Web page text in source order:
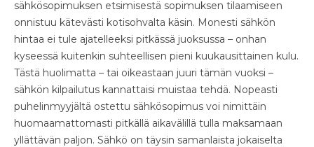
sähkösopimuksen etsimisestä sopimuksen tilaamiseen
onnistuu kätevästi kotisohvalta käsin. Monesti sähkön
hintaa ei tule ajatelleeksi pitkässä juoksussa – onhan
kyseessä kuitenkin suhteellisen pieni kuukausittainen kulu.
Tästä huolimatta – tai oikeastaan juuri tämän vuoksi –
sähkön kilpailutus kannattaisi muistaa tehdä. Nopeasti
puhelinmyyjältä ostettu sähkösopimus voi nimittäin
huomaamattomasti pitkällä aikavälillä tulla maksamaan
yllättävän paljon. Sähkö on täysin samanlaista jokaiselta